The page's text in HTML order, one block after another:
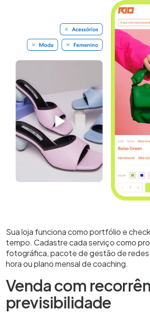
Sua loja funciona como portfólio e
tempo. Cadastre cada serviço como
fotográfica, pacote de gestão de
hora ou plano mensal de coaching.
Venda com
previsibilidade